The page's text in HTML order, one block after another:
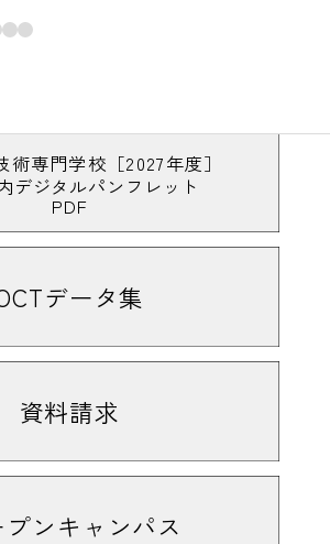
術専門学校［2027年度］
デジタルパンフレット
PDF
データ集
資料請求
プンキャンパス